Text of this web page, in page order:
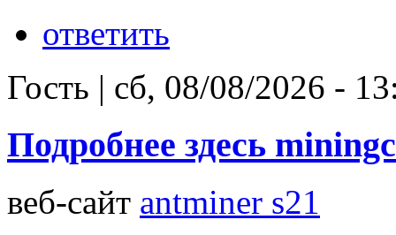
ответить
Гость | сб, 08/08/2026 -
Подробнее здесь
веб-сайт antminer s21